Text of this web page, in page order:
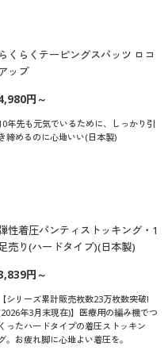
らくらくテーピングスパッツ ロコ
ップ
円～
年先も元気でいるために、しっかり引
締めるのに心地いい(日本製)
性着圧パンティストッキング・1
売り(ハードタイプ)(日本製)
円～
【シリーズ累計販売枚数23万枚数突破!
年3月末現在)】医療用の編み機でつ
くったハードタイプの着圧ストッキン
。お疲れ脚に心地よい着圧を。